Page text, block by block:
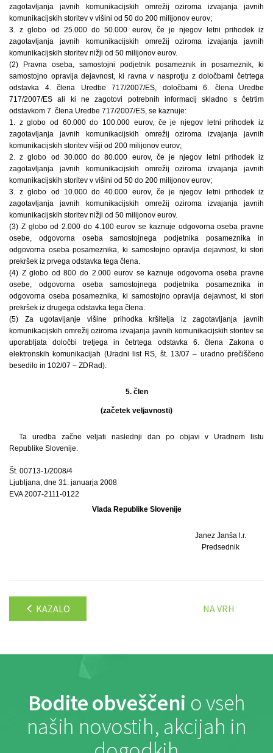
zagotavljanja javnih komunikacijskih omrežij oziroma izvajanja javnih
komunikacijskih storitev v višini od 50 do 200 milijonov eurov;
3. z globo od 25.000 do 50.000 eurov, če je njegov letni prihodek iz
zagotavljanja javnih komunikacijskih omrežij oziroma izvajanja javnih
komunikacijskih storitev nižji od 50 milijonov eurov.
(2) Pravna oseba, samostojni podjetnik posameznik in posameznik, ki
samostojno opravlja dejavnost, ki ravna v nasprotju z določbami četrtega
odstavka 4. člena Uredbe 717/2007/ES, določbami 6. člena Uredbe
717/2007/ES ali ki ne zagotovi potrebnih informacij skladno s četrtim
odstavkom 7. člena Uredbe 717/2007/ES, se kaznuje:
1. z globo od 60.000 do 100.000 eurov, če je njegov letni prihodek iz
zagotavljanja javnih komunikacijskih omrežij oziroma izvajanja javnih
komunikacijskih storitev višji od 200 milijonov eurov;
2. z globo od 30.000 do 80.000 eurov, če je njegov letni prihodek iz
zagotavljanja javnih komunikacijskih omrežij oziroma izvajanja javnih
komunikacijskih storitev v višini od 50 do 200 milijonov eurov;
3. z globo od 10.000 do 40.000 eurov, če je njegov letni prihodek iz
zagotavljanja javnih komunikacijskih omrežij oziroma izvajanja javnih
komunikacijskih storitev nižji od 50 milijonov eurov.
(3) Z globo od 2.000 do 4.100 eurov se kaznuje odgovorna oseba pravne
osebe, odgovorna oseba samostojnega podjetnika posameznika in
odgovorna oseba posameznika, ki samostojno opravlja dejavnost, ki stori
prekršek iz prvega odstavka tega člena.
(4) Z globo od 800 do 2.000 eurov se kaznuje odgovorna oseba pravne
osebe, odgovorna oseba samostojnega podjetnika posameznika in
odgovorna oseba posameznika, ki samostojno opravlja dejavnost, ki stori
prekršek iz drugega odstavka tega člena.
(5) Za ugotavljanje višine prihodka kršitelja iz zagotavljanja javnih
komunikacijskih omrežij oziroma izvajanja javnih komunikacijskih storitev se
uporabljata določbi tretjega in četrtega odstavka 6. člena Zakona o
elektronskih komunikacijah (Uradni list RS, št. 13/07 – uradno prečiščeno
besedilo in 102/07 – ZDRad).
5. člen
(začetek veljavnosti)
Ta uredba začne veljati naslednji dan po objavi v Uradnem listu
Republike Slovenije.
Št. 00713-1/2008/4
Ljubljana, dne 31. januarja 2008
EVA 2007-2111-0122
Vlada Republike Slovenije
Janez Janša l.r.
Predsednik
KAZALO NA VRH
Bodite obveščeni o vseh
naših novostih, akcijah in